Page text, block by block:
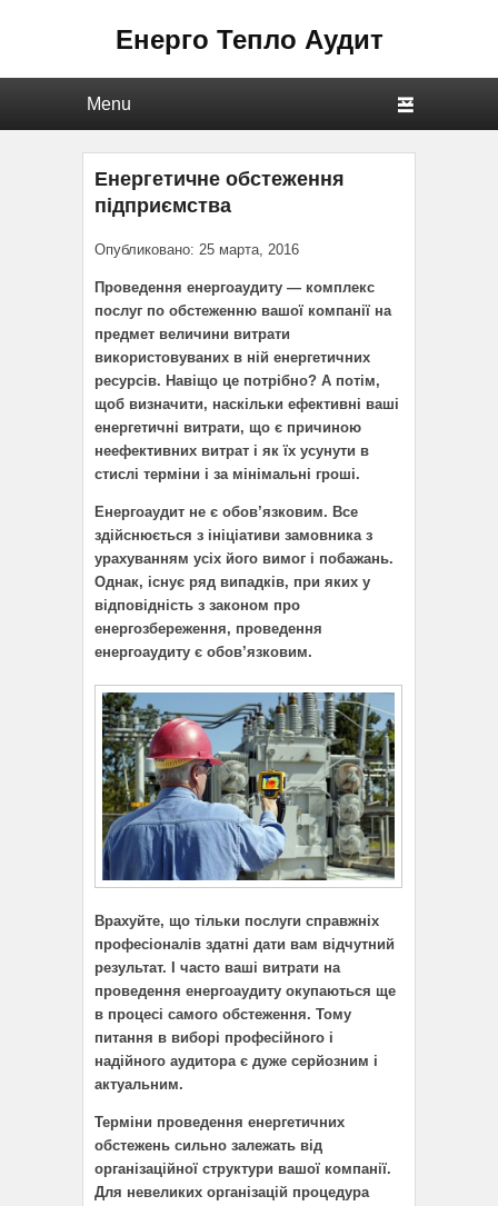
Енерго Тепло Аудит
Енергетичне обстеження
підприємства
Опубликовано: 25 марта, 2016
Проведення енергоаудиту — комплекс
послуг по обстеженню вашої компанії на
предмет величини витрати
використовуваних в ній енергетичних
ресурсів. Навіщо це потрібно? А потім,
щоб визначити, наскільки ефективні ваші
енергетичні витрати, що є причиною
неефективних витрат і як їх усунути в
стислі терміни і за мінімальні гроші.
Енергоаудит не є обов’язковим. Все
здійснюється з ініціативи замовника з
урахуванням усіх його вимог і побажань.
Однак, існує ряд випадків, при яких у
відповідність з законом про
енергозбереження, проведення
енергоаудиту є обов’язковим.
Врахуйте, що тільки послуги справжніх
професіоналів здатні дати вам відчутний
результат. І часто ваші витрати на
проведення енергоаудиту окупаються ще
в процесі самого обстеження. Тому
питання в виборі професійного і
надійного аудитора є дуже серйозним і
актуальним.
Терміни проведення енергетичних
обстежень сильно залежать від
організаційної структури вашої компанії.
Для невеликих організацій процедура